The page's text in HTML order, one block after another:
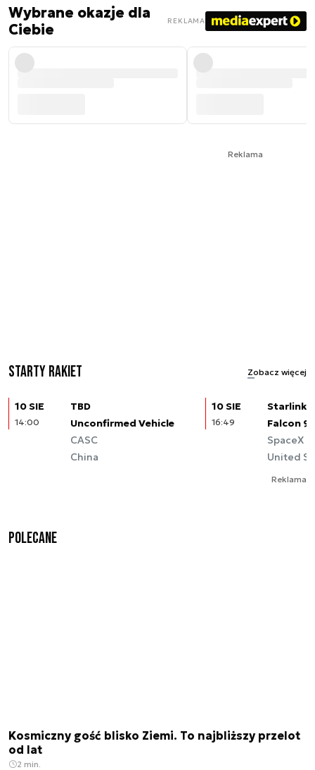
Wybrane okazje dla
Ciebie
REKLAMA
Reklama
Starty rakiet Zobacz więcej
10 SIE
14:00
TBD
Unconfirmed Vehicle
CASC
China
10 SIE
16:49
Starlink
Falcon 9
SpaceX
United
Reklama
Polecane
Kosmiczny gość blisko Ziemi. To najbliższy przelot
od lat
2 min.